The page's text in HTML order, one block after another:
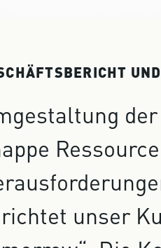
unser